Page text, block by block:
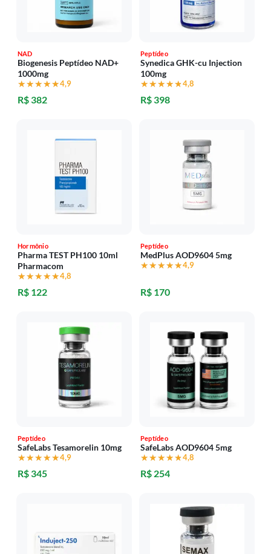
NAD
Biogenesis Peptídeo NAD+
1000mg
★★★★★
★★★★★4,9
R$ 382
Peptídeo
Synedica GHK-cu Injection
100mg
★★★★★
★★★★★4,8
R$ 398
Hormônio
Pharma TEST PH100 10ml
Pharmacom
★★★★★
★★★★★4,8
R$ 122
Peptídeo
MedPlus AOD9604 5mg
★★★★★
★★★★★4,9
R$ 170
Peptídeo
SafeLabs Tesamorelin 10mg
★★★★★
★★★★★4,9
R$ 345
Peptídeo
SafeLabs AOD9604 5mg
★★★★★
★★★★★4,8
R$ 254